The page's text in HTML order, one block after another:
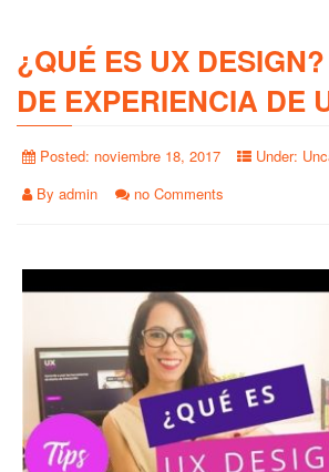
¿QUÉ ES UX
DE EXPERIENCIA DE
Posted: noviembre 18, 2017 Under:
By admin no Comments